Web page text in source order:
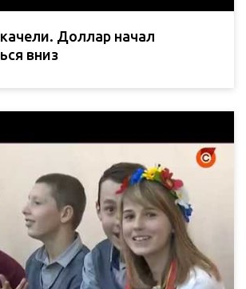
Доллар начал
вниз